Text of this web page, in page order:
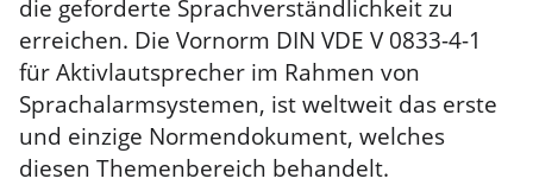
die geforderte Sprachverständlichkeit zu
erreichen. Die Vornorm DIN VDE V 0833-4-1
für Aktivlautsprecher im Rahmen von
Sprachalarmsystemen, ist weltweit das erste
und einzige Normendokument, welches
diesen Themenbereich behandelt.